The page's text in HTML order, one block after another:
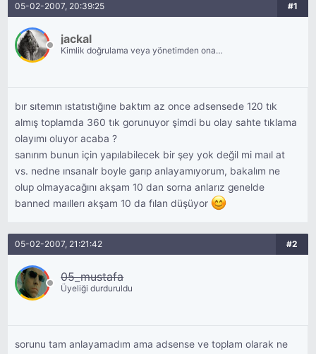
05-02-2007, 20:39:25 #1
jackal
Kimlik doğrulama veya yönetimden onay
bır sıtemın ıstatıstığıne baktım az once adsensede 120 tık
almış toplamda 360 tık gorunuyor şimdi bu olay sahte tıklama
olayımı oluyor acaba ?
sanırım bunun için yapılabilecek bir şey yok değil mi maıl at
vs. nedne ınsanalr boyle garıp anlayamıyorum, bakalım ne
olup olmayacağını akşam 10 dan sorna anlarız genelde
banned maıllerı akşam 10 da fılan düşüyor
05-02-2007, 21:21:42 #2
05_mustafa
Üyeliği durduruldu
sorunu tam anlayamadım ama adsense ve toplam olarak ne